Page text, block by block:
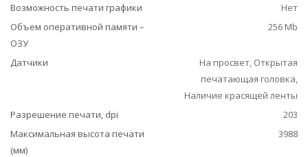
Возможность печати графики
Нет
Объем оперативной памяти –
ОЗУ
256 Mb
Датчики
На просвет, Открытая
печатающая головка,
Наличие красящей ленты
Разрешение печати, dpi
203
Максимальная высота печати
(мм)
3988